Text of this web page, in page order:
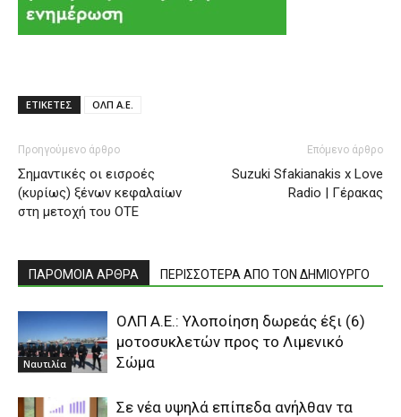
ΕΤΙΚΕΤΕΣ ΟΛΠ Α.Ε.
Προηγούμενο άρθρο
Σημαντικές οι εισροές
(κυρίως) ξένων κεφαλαίων
στη μετοχή του ΟΤΕ
Επόμενο άρθρο
Suzuki Sfakianakis x Love
Radio | Γέρακας
ΠΑΡΟΜΟΙΑ ΑΡΘΡΑ ΠΕΡΙΣΣΟΤΕΡΑ ΑΠΟ ΤΟΝ ΔΗΜΙΟΥΡΓΟ
Ναυτιλία
ΟΛΠ Α.Ε.: Yλοποίηση δωρεάς έξι (6)
μοτοσυκλετών προς το Λιμενικό
Σώμα
Σε νέα υψηλά επίπεδα ανήλθαν τα